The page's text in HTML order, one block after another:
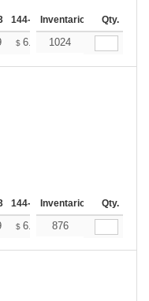
144-287 288 + Más
Inventario Qty.
$ 6.67 $6.61
1024
144-287 288 + Más
Inventario Qty.
$ 6.67 $6.61
876